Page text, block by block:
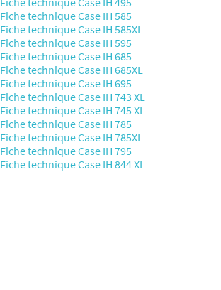
Fiche technique Case IH 585
Fiche technique Case IH 585XL
Fiche technique Case IH 595
Fiche technique Case IH 685
Fiche technique Case IH 685XL
Fiche technique Case IH 695
Fiche technique Case IH 743 XL
Fiche technique Case IH 745 XL
Fiche technique Case IH 785
Fiche technique Case IH 785XL
Fiche technique Case IH 795
Fiche technique Case IH 844 XL